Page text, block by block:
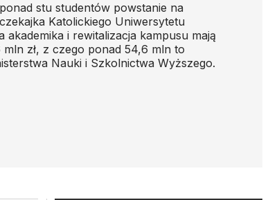
stu studentów powstanie na
Katolickiego Uniwersytetu
akademika i rewitalizacja kampusu mają
zł, z czego ponad 54,6 mln to
Nauki i Szkolnictwa Wyższego.